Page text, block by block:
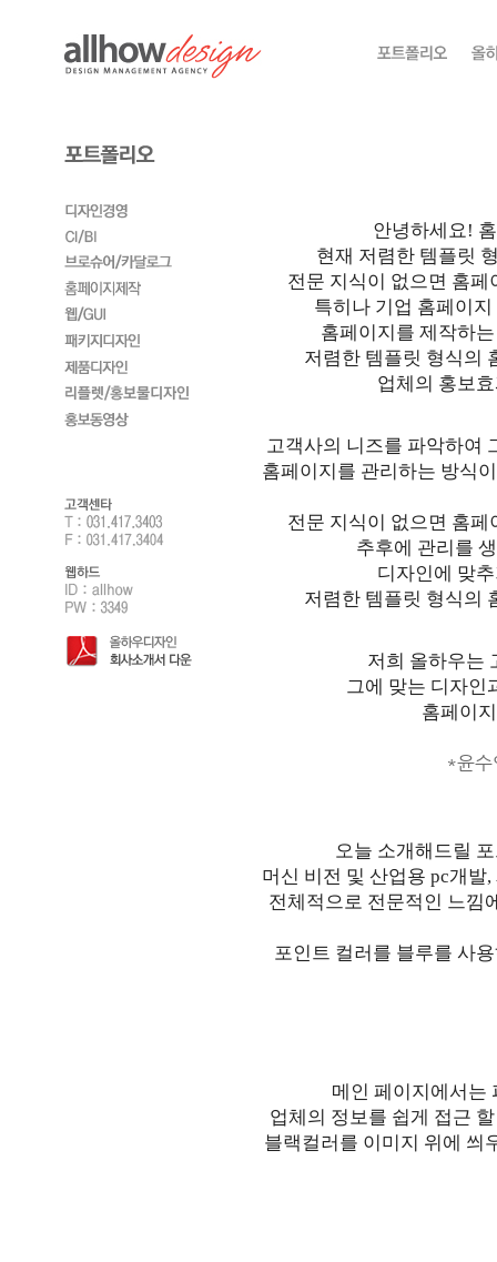
안녕하세요!
현재 저렴한 템플릿
전문 지식이 없으면 홈
특히나 기업 홈페이
홈페이지를 제작하
저렴한 템플릿 형식의
업체의 홍보
고객사의 니즈를 파악하여
홈페이지를 관리하는 방식
전문 지식이 없으면 홈
추후에 관리를
디자인에 맞
저렴한 템플릿 형식의
저희 올하우는
그에 맞는 디자인
홈페이
*윤
오늘 소개해드릴
머신 비전 및 산업용 pc개
전체적으로 전문적인 느낌
포인트 컬러를 블루를 사
메인 페이지에서는
업체의 정보를 쉽게 접근
블랙컬러를 이미지 위에 씌